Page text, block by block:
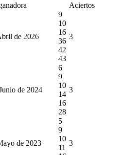
Aciertos
de 2026
9
10
16
36
42
43
3
de 2024
6
9
10
14
16
28
3
de 2023
5
9
10
11
3